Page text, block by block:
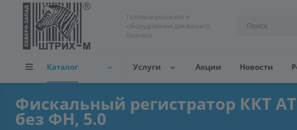
Готовые решения и
оборудование для вашего
бизнеса
Каталог Услуги Акции Новости
Фискальный регистратор ККТ
без ФН, 5.0